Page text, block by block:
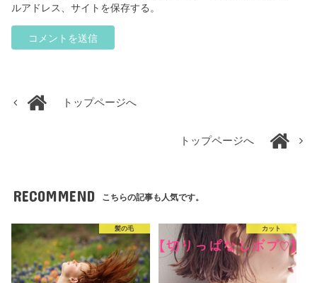
ルアドレス、サイトを保存する。
トップページへ
トップページへ
RECOMMEND こちらの記事も人気です。
髪の毛 カット